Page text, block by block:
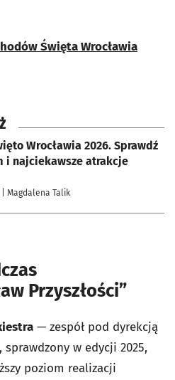
Święta Wrocławia
Wrocławia 2026. Sprawdź
i najciekawsze atrakcje
| Magdalena Talik
Przyszłości”
— zespół pod dyrekcją
sprawdzony w edycji 2025,
poziom realizacji